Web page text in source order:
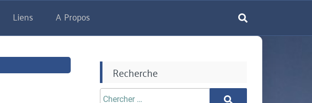
Liens A Propos
Recherche
Chercher
Chercher